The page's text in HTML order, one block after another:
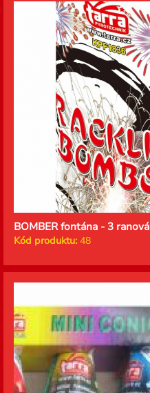
BOMBER fontána - 3 ranová
Kód produktu: 48